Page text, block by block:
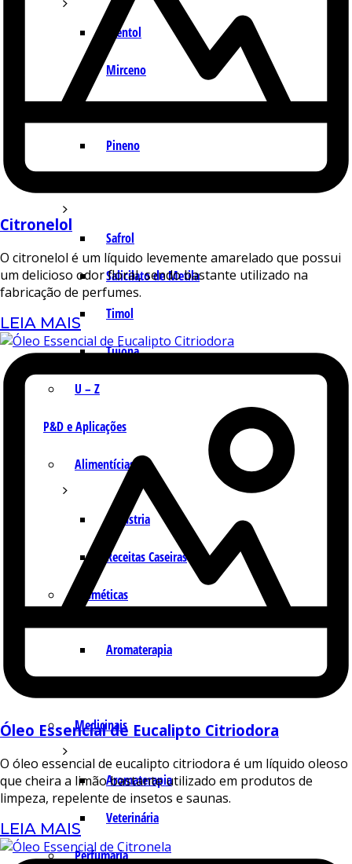
Mentol
Mirceno
Pineno
Safrol
Salicilato de Metila
Timol
Tujona
U – Z
P&D e Aplicações
Alimentícias
Indústria
Receitas Caseiras
Cosméticas
Aromaterapia
Medicinais
Aromaterapia
Veterinária
Perfumaria
Citronelol
O citronelol é um líquido levemente amarelado que possui
um delicioso odor floral, sendo bastante utilizado na
fabricação de perfumes.
LEIA MAIS
Óleo Essencial de Eucalipto Citriodora
O óleo essencial de eucalipto citriodora é um líquido oleoso
que cheira a limão bastante utilizado em produtos de
limpeza, repelente de insetos e saunas.
LEIA MAIS